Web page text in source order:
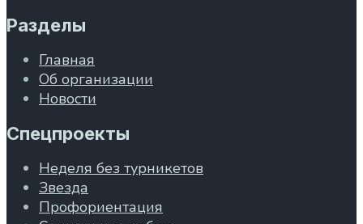
Разделы
Главная
Об организации
Новости
Спецпроекты
Неделя без турникетов
Звезда
Профориентация